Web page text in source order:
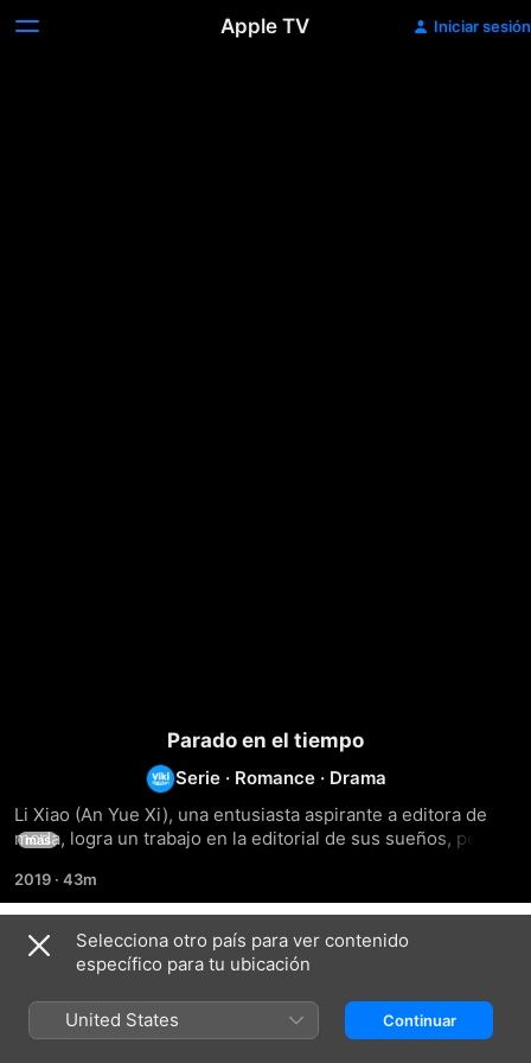
Apple TV Iniciar sesión
Parado en el tiempo
Serie · Romance · Drama
Li Xiao (An Yue Xi), una entusiasta aspirante a editora de
moda, logra un trabajo en la editorial de sus sueños, pero
corrección de pruebas en lugar del puesto editorial que
anhelaba. Motivada por Qian Wenfeng, director del
departamento, se mantiene firme para demostrar su valía a
pesar de sentirse menospreciada. Cuando Zhou Zi Mo (Xing
Zhao Lin) aparece en su vida, le brinda un apoyo y una
amistad inesperados que le ayudan a enfrentar los desafíos
de su posición actual. Mediante su perseverancia y
más
2019 · 43m
Temporada 1
Selecciona otro país para ver contenido
específico para tu ubicación
United States Continuar